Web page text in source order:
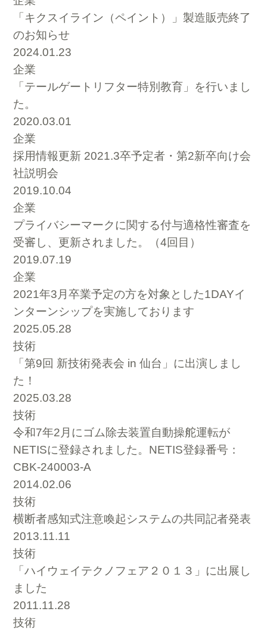
「キクスイライン（ペイント）」製造販売終了
のお知らせ
2024.01.23
企業
「テールゲートリフター特別教育」を行いまし
た。
2020.03.01
企業
採用情報更新 2021.3卒予定者・第2新卒向け会
社説明会
2019.10.04
企業
プライバシーマークに関する付与適格性審査を
受審し、更新されました。（4回目）
2019.07.19
企業
2021年3月卒業予定の方を対象とした1DAYイ
ンターンシップを実施しております
2025.05.28
技術
「第9回 新技術発表会 in 仙台」に出演しまし
た！
2025.03.28
技術
令和7年2月にゴム除去装置自動操舵運転が
NETISに登録されました。NETIS登録番号：
CBK-240003-A
2014.02.06
技術
横断者感知式注意喚起システムの共同記者発表
2013.11.11
技術
「ハイウェイテクノフェア２０１３」に出展し
ました
2011.11.28
技術